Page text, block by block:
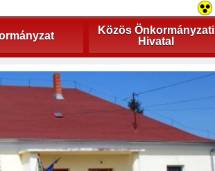
Közös Önkormányzati
Hivatal